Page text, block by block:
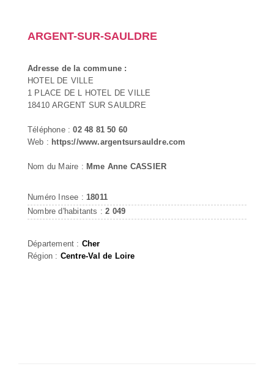
ARGENT-SUR-SAULDRE
Adresse de la commune :
HOTEL DE VILLE
1 PLACE DE L HOTEL DE VILLE
18410 ARGENT SUR SAULDRE
Téléphone :02 48 81 50 60
Web : https://www.argentsursauldre.com
Nom du Maire : Mme Anne CASSIER
Numéro Insee : 18011
Nombre d'habitants :2 049
Département : Cher
Région : Centre-Val de Loire